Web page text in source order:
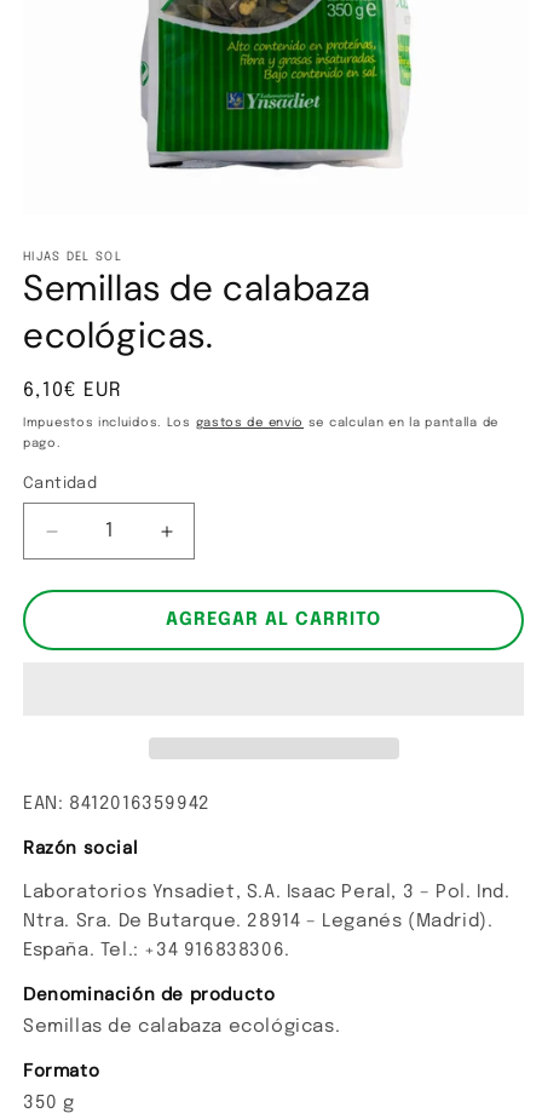
multimedia
1
en
ventana
modal
HIJAS DEL SOL
Semillas de calabaza
ecológicas.
Precio
habitual
6,10€ EUR
Impuestos incluidos. Los gastos de envío se calculan en la pantalla de
pago.
Cantidad
Cantidad
Reducir
cantidad
para
de
Aumentar
cantidad
para
Semillas
de
AGREGAR AL CARRITO
EAN: 8412016359942
Razón social
Laboratorios Ynsadiet, S.A. Isaac Peral, 3 – Pol. Ind.
Ntra. Sra. De Butarque. 28914 – Leganés (Madrid).
España. Tel.: +34 916838306.
Denominación de producto
Semillas de calabaza ecológicas.
Formato
350 g